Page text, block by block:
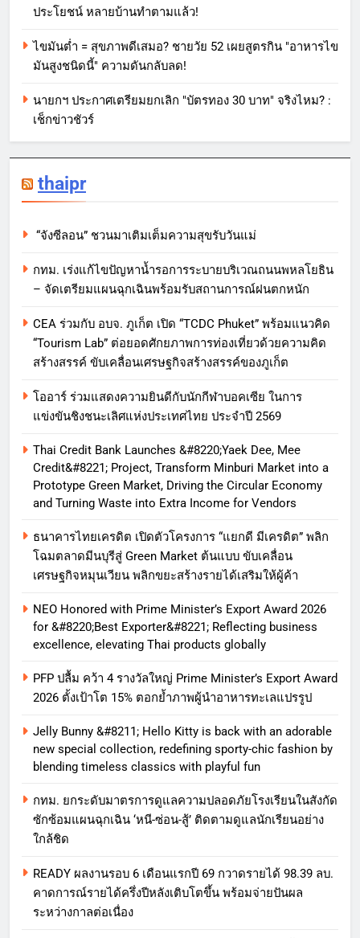
ประโยชน์ หลายบ้านทำตามแล้ว!
ไขมันต่ำ = สุขภาพดีเสมอ? ชายวัย 52 เผยสูตรกิน "อาหารไข
มันสูงชนิดนี้" ความดันกลับลด!
นายกฯ ประกาศเตรียมยกเลิก "บัตรทอง 30 บาท" จริงไหม? :
เช็กข่าวชัวร์
thaipr
“จังซีลอน” ชวนมาเติมเต็มความสุขรับวันแม่
กทม. เร่งแก้ไขปัญหาน้ำรอการระบายบริเวณถนนพหลโยธิน
– จัดเตรียมแผนฉุกเฉินพร้อมรับสถานการณ์ฝนตกหนัก
CEA ร่วมกับ อบจ. ภูเก็ต เปิด “TCDC Phuket” พร้อมแนวคิด
“Tourism Lab” ต่อยอดศักยภาพการท่องเที่ยวด้วยความคิด
สร้างสรรค์ ขับเคลื่อนเศรษฐกิจสร้างสรรค์ของภูเก็ต
โออาร์ ร่วมแสดงความยินดีกับนักกีฬาบอคเซีย ในการ
แข่งขันชิงชนะเลิศแห่งประเทศไทย ประจำปี 2569
Thai Credit Bank Launches &#8220;Yaek Dee, Mee
Credit&#8221; Project, Transform Minburi Market into a
Prototype Green Market, Driving the Circular Economy
and Turning Waste into Extra Income for Vendors
ธนาคารไทยเครดิต เปิดตัวโครงการ “แยกดี มีเครดิต” พลิก
โฉมตลาดมีนบุรีสู่ Green Market ต้นแบบ ขับเคลื่อน
เศรษฐกิจหมุนเวียน พลิกขยะสร้างรายได้เสริมให้ผู้ค้า
NEO Honored with Prime Minister’s Export Award 2026
for &#8220;Best Exporter&#8221; Reflecting business
excellence, elevating Thai products globally
PFP ปลื้ม คว้า 4 รางวัลใหญ่ Prime Minister’s Export Award
2026 ตั้งเป้าโต 15% ตอกย้ำภาพผู้นำอาหารทะเลแปรรูป
Jelly Bunny &#8211; Hello Kitty is back with an adorable
new special collection, redefining sporty-chic fashion by
blending timeless classics with playful fun
กทม. ยกระดับมาตรการดูแลความปลอดภัยโรงเรียนในสังกัด
ซักซ้อมแผนฉุกเฉิน ‘หนี-ซ่อน-สู้’ ติดตามดูแลนักเรียนอย่าง
ใกล้ชิด
READY ผลงานรอบ 6 เดือนแรกปี 69 กวาดรายได้ 98.39 ลบ.
คาดการณ์รายได้ครึ่งปีหลังเติบโตขึ้น พร้อมจ่ายปันผล
ระหว่างกาลต่อเนื่อง